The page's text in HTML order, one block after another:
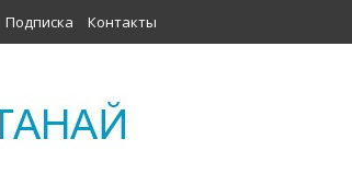
Подписка Контакты